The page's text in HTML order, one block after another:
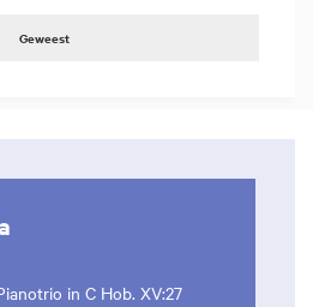
Geweest
in C Hob. XV:27